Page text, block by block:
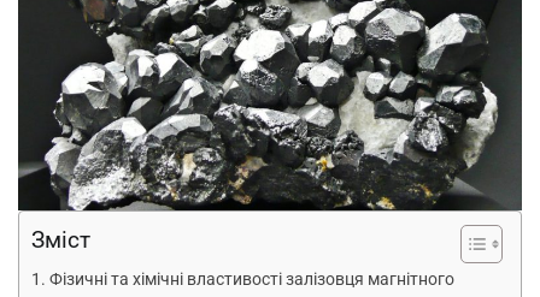
Зміст
Фізичні та хімічні властивості залізовця магнітного